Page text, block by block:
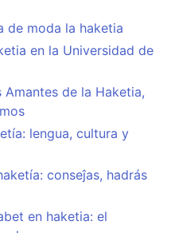
de moda la haketia
en la Universidad de
Amantes de la Haketia,
lengua, cultura y
conseĵas, hadrás
en haketia: el